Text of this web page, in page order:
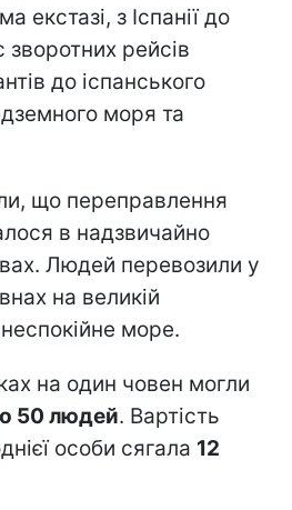
екстазі, з Іспанії до
рейсів
до іспанського
моря та
що переправлення
в надзвичайно
Людей перевозили у
на великій
море.
на один човен могли
50 людей. Вартість
особи сягала 12